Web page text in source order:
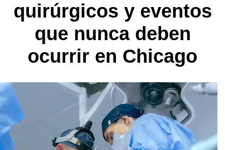
quirúrgicos y eventos
que nunca deben
ocurrir en Chicago